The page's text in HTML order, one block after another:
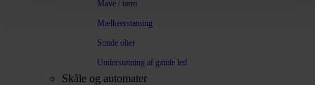
Mave / tarm
Mælkeerstatning
Sunde olier
Understøtning af gamle led
Skåle og automater